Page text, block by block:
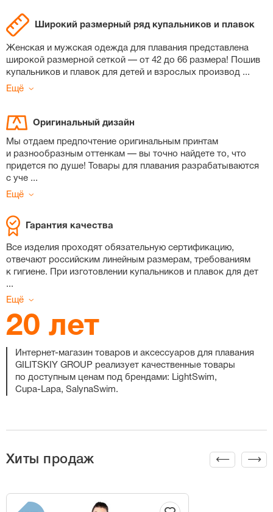
Широкий размерный ряд купальников и плавок
Женская и мужская одежда для плавания представлена
широкой размерной сеткой — от 42 до 66 размера! Пошив
купальников и плавок для детей и взрослых производ ...
Ещё
Оригинальный дизайн
Мы отдаем предпочтение оригинальным принтам
и разнообразным оттенкам — вы точно найдете то, что
придется по душе! Товары для плавания разрабатываются
с уче ...
Ещё
Гарантия качества
Все изделия проходят обязательную сертификацию,
отвечают российским линейным размерам, требованиям
к гигиене. При изготовлении купальников и плавок для дет
...
Ещё
20 лет
Интернет-магазин товаров и аксессуаров для плавания
GILITSKIY GROUP реализует качественные товары
по доступным ценам под брендами: LightSwim,
Cupa-Lapa, SalynaSwim.
Хиты продаж